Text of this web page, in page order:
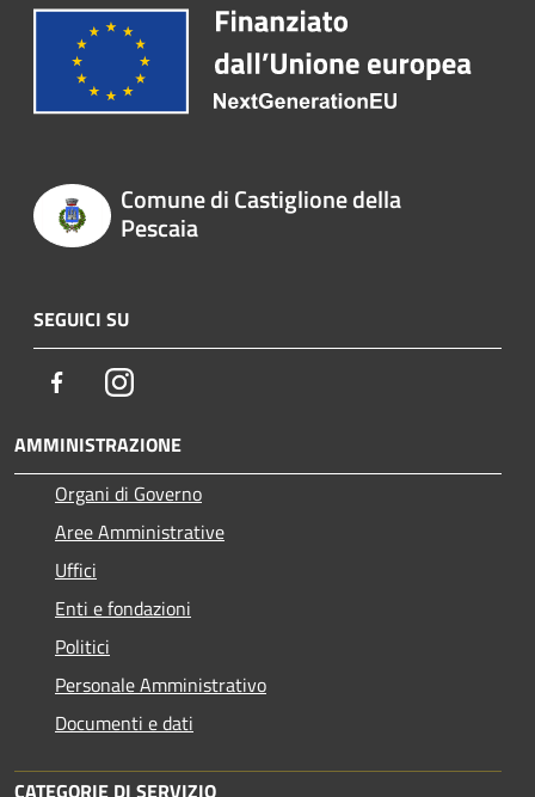
Comune di Castiglione della
Pescaia
SEGUICI SU
FacebookInstagram
AMMINISTRAZIONE
Organi di Governo
Aree Amministrative
Uffici
Enti e fondazioni
Politici
Personale Amministrativo
Documenti e dati
CATEGORIE DI SERVIZIO